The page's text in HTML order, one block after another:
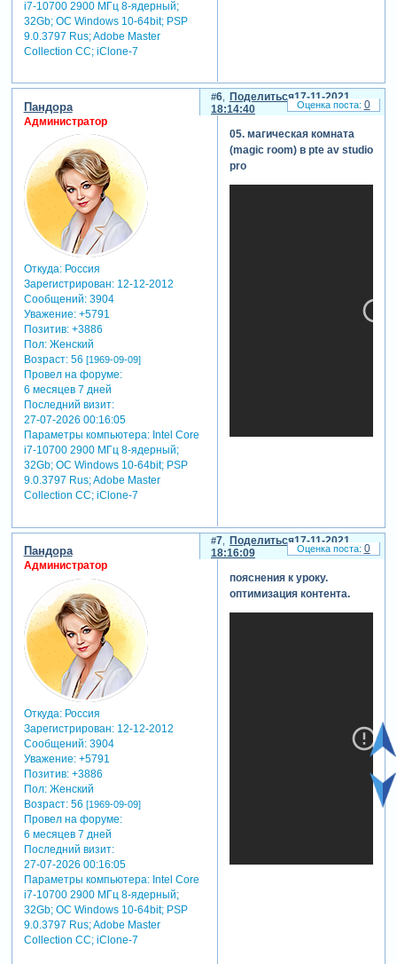
тяжелой сцены
пиксельный
картинок
должен
визуальному
1920 x 1080 или
больше с
i7-10700 2900 МГц 8-ядерный;
32Gb; ОС Windows 10-64bit; PSP
9.0.3797 Rus; Adobe Master
Collection СС; iClone-7
Поделиться
6
17-11-2021
18:14:40
Пандора
Администратор
Откуда:Россия
Зарегистрирован: 12-12-2012
Сообщений:3904
Уважение: +5791
Позитив: +3886
Пол:Женский
Возраст:56 [1969-09-09]
Провел на форуме:
6 месяцев 7 дней
Последний визит:
27-07-2026 00:16:05
Параметры компьютера:Intel Core
i7-10700 2900 МГц 8-ядерный;
32Gb; ОС Windows 10-64bit; PSP
9.0.3797 Rus; Adobe Master
Collection СС; iClone-7
05. магическая комната
(magic room) в pte av studio
pro
0
Поделиться
7
17-11-2021
18:16:09
Пандора
Администратор
Откуда:Россия
Зарегистрирован: 12-12-2012
Сообщений:3904
Уважение: +5791
Позитив: +3886
Пол:Женский
Возраст:56 [1969-09-09]
Провел на форуме:
6 месяцев 7 дней
Последний визит:
27-07-2026 00:16:05
Параметры компьютера:Intel Core
i7-10700 2900 МГц 8-ядерный;
32Gb; ОС Windows 10-64bit; PSP
9.0.3797 Rus; Adobe Master
Collection СС; iClone-7
пояснения к уроку.
оптимизация контента.
0